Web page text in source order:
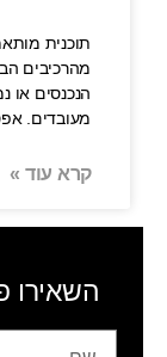
תוכנית
מהרכיבים
הנכנסים או
מעובדים.
קרא עוד »
השאירו